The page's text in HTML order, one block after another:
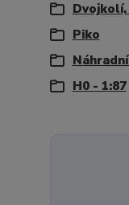
Piko
H0 - 1:87